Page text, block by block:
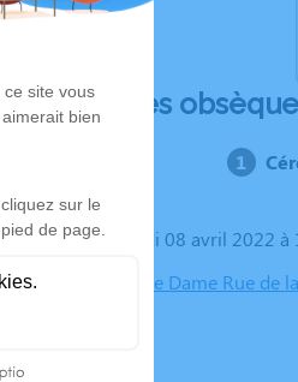
Déroulé des
Le vendredi 08 avril 2022 à
Eglise Notre Dame Rue